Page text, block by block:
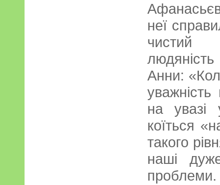
неї
чистий
Анни:
на увазі
коїться
такого
наші